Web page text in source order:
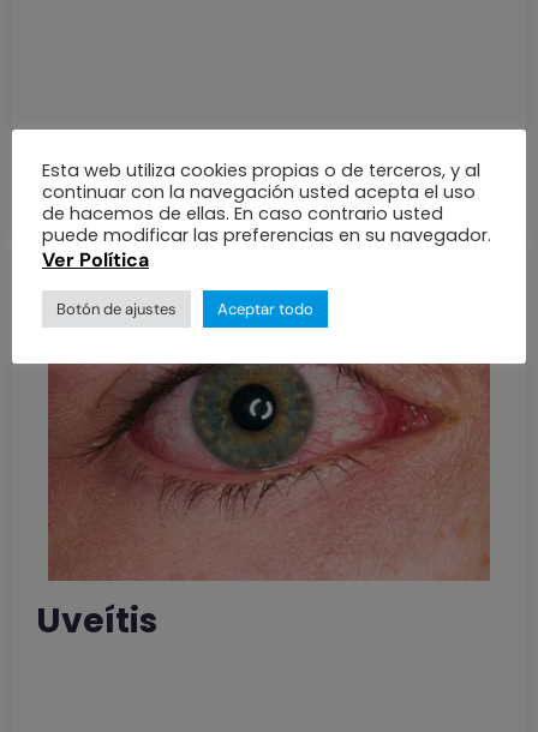
esperada.
Seguir leyendo
Uveítis
Esta web utiliza cookies propias o de terceros, y al
continuar con la navegación usted acepta el uso
de hacemos de ellas. En caso contrario usted
puede modificar las preferencias en su navegador.
Ver Política
Botón de ajustes Aceptar todo